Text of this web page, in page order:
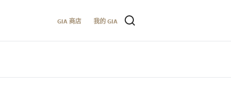
GIA 商店 我的 GIA